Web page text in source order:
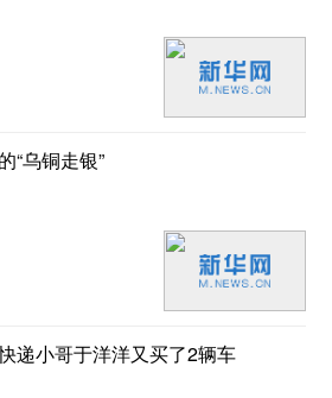
“乌铜走银”
递小哥于洋洋又买了2辆车